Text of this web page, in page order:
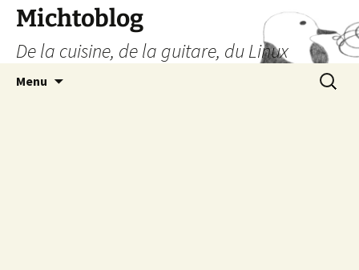
Aller
contenu
Michtoblog
De la cuisine, de la guitare, du Linux
Menu